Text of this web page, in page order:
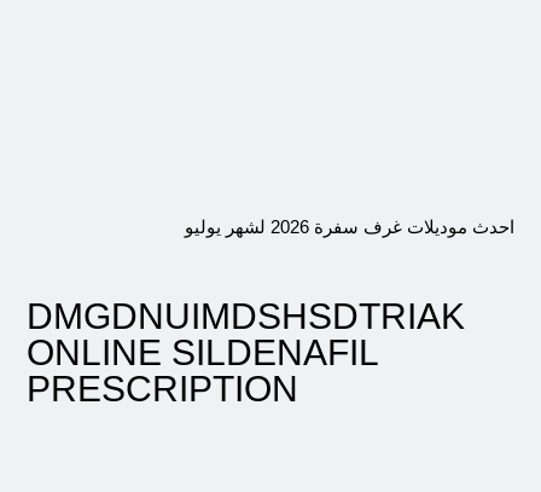
احدث موديلات غرف سفرة 2026 لشهر يوليو
DMGDNUIMDSHSDTRIAK
ONLINE SILDENAFIL
PRESCRIPTION